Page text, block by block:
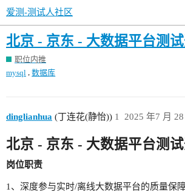
爱测-测试人社区
北京 - 京东 - 大数据平台测
职位内推
mysql
,数据库
dinglianhua (丁连花(静怡)) 2025 年7 月
1
北京 - 京东 - 大数据平台测
岗位职责
1、深度参与实时/离线大数据平台的质量保